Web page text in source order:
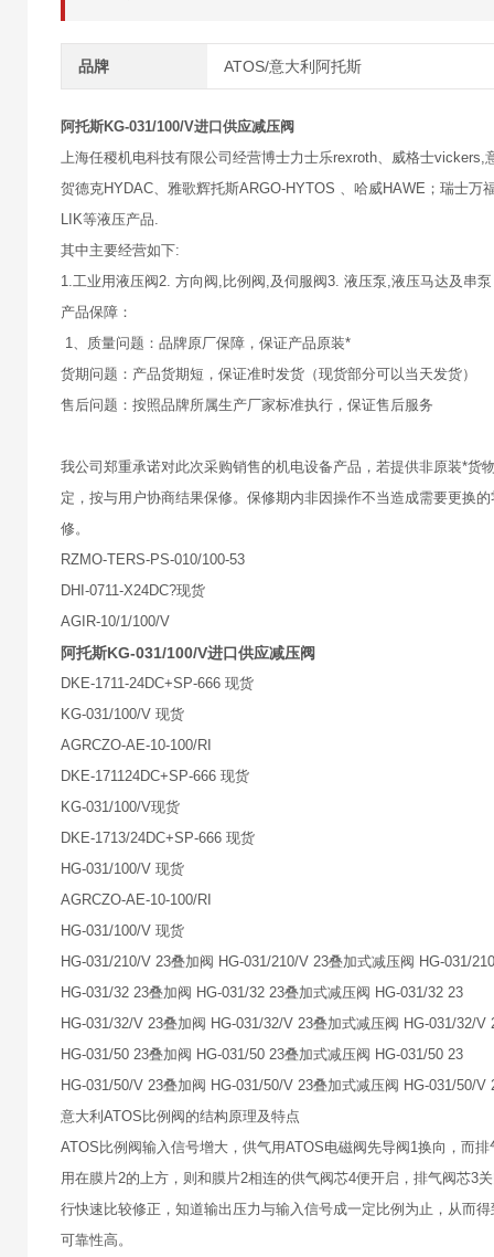
品牌 ATOS/意大利阿托斯
阿托斯KG-031/100/V进口供应减压阀
上海任稷机电科技有限公司经营博士力士乐rexroth、威格士
贺德克HYDAC、雅歌辉托斯ARGO-HYTOS 、哈威HAWE；瑞士
LIK等液压产品.
其中主要经营如下:
1.工业用液压阀2. 方向阀,比例阀,及伺服阀3. 液压泵,液压马达及串
产品保障：
1、质量问题：品牌原厂保障，保证产品原装*
货期问题：产品货期短，保证准时发货（现货部分可以当天发货）
售后问题：按照品牌所属生产厂家标准执行，保证售后服务
我公司郑重承诺对此次采购销售的机电设备产品，若提供非原装*
定，按与用户协商结果保修。保修期内非因操作不当造成需要更换
修。
RZMO-TERS-PS-010/100-53
DHI-0711-X24DC?现货
AGIR-10/1/100/V
阿托斯KG-031/100/V进口供应减压阀
DKE-1711-24DC+SP-666 现货
KG-031/100/V 现货
AGRCZO-AE-10-100/RI
DKE-171124DC+SP-666 现货
KG-031/100/V现货
DKE-1713/24DC+SP-666 现货
HG-031/100/V 现货
AGRCZO-AE-10-100/RI
HG-031/100/V 现货
HG-031/210/V 23叠加阀 HG-031/210/V 23叠加式减压阀 HG-031/
HG-031/32 23叠加阀 HG-031/32 23叠加式减压阀 HG-031/32 23
HG-031/32/V 23叠加阀 HG-031/32/V 23叠加式减压阀 HG-031/32/V
HG-031/50 23叠加阀 HG-031/50 23叠加式减压阀 HG-031/50 23
HG-031/50/V 23叠加阀 HG-031/50/V 23叠加式减压阀 HG-031/50/V
意大利ATOS比例阀的结构原理及特点
ATOS比例阀输入信号增大，供气用ATOS电磁阀先导阀1换向，而
用在膜片2的上方，则和膜片2相连的供气阀芯4便开启，排气阀芯3
行快速比较修正，知道输出压力与输入信号成一定比例为止，从而
可靠性高。